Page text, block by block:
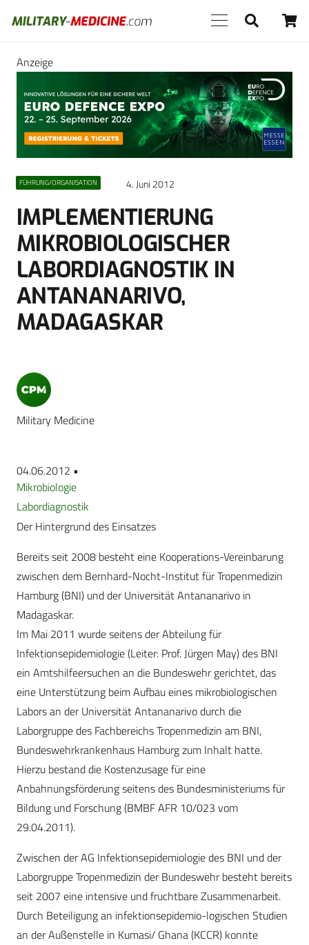
Anzeige
FÜHRUNG/ORGANISATION 4. Juni 2012
IMPLEMENTIERUNG
MIKROBIOLOGISCHER
LABORDIAGNOSTIK IN
ANTANANARIVO,
MADAGASKAR
Military Medicine
04.06.2012 •
Mikrobiologie
Labordiagnostik
Der Hintergrund des Einsatzes
Bereits seit 2008 besteht eine Kooperations-Vereinbarung
zwischen dem Bernhard-Nocht-Institut für Tropenmedizin
Hamburg (BNI) und der Universität Antananarivo in
Madagaskar.
Im Mai 2011 wurde seitens der Abteilung für
Infektionsepidemiologie (Leiter: Prof. Jürgen May) des BNI
ein Amtshilfeersuchen an die Bundeswehr gerichtet, das
eine Unterstützung beim Aufbau eines mikrobiologischen
Labors an der Universität Antananarivo durch die
Laborgruppe des Fachbereichs Tropenmedizin am BNI,
Bundeswehrkrankenhaus Hamburg zum Inhalt hatte.
Hierzu bestand die Kostenzusage für eine
Anbahnungsförderung seitens des Bundesministeriums für
Bildung und Forschung (BMBF AFR 10/023 vom
29.04.2011).
Zwischen der AG Infektionsepidemiologie des BNI und der
Laborgruppe Tropenmedizin der Bundeswehr besteht bereits
seit 2007 eine intensive und fruchtbare Zusammenarbeit.
Durch Beteiligung an infektionsepidemio-logischen Studien
an der Außenstelle in Kumasi/ Ghana (KCCR) konnte